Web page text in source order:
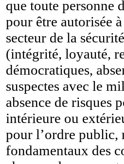
que toute personne
pour être autorisée
secteur de la
(intégrité, loyauté,
démocratiques,
suspectes avec le
absence de risques
intérieure ou
pour l’ordre public,
fondamentaux des